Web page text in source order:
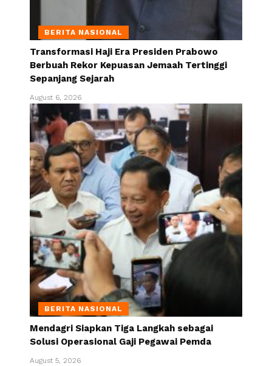
BERITA NASIONAL
Transformasi Haji Era Presiden Prabowo
Berbuah Rekor Kepuasan Jemaah Tertinggi
Sepanjang Sejarah
August 6, 2026
BERITA NASIONAL
Mendagri Siapkan Tiga Langkah sebagai
Solusi Operasional Gaji Pegawai Pemda
August 5, 2026